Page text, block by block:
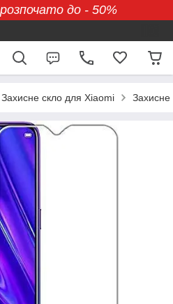
до - 50%
Захисне скло для Xiaomi